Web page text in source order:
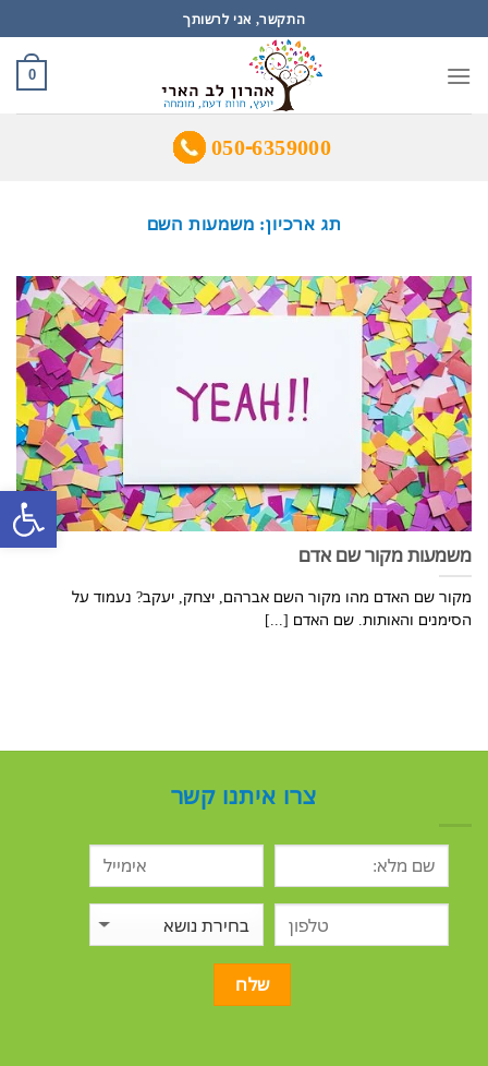
פתח
to
content
התקשר, אני לרשותך
0
050-6359000
תג ארכיון: משמעות השם
משמעות מקור שם אדם
מקור שם האדם מהו מקור השם אברהם, יצחק, יעקב? נעמוד על
הסימנים והאותות. שם האדם [...]
צרו איתנו קשר